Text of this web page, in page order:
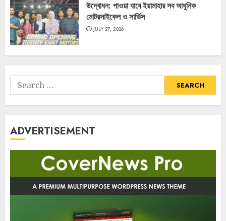
উদ্বোধন: পাওয়া যাবে ইয়ামাহার সব আধুনিক
মোটরসাইকেল ও সার্ভিস
JULY 27, 2026
Search
for:
ADVERTISEMENT